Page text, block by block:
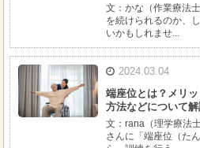
文：かな（作業療法
を続けられるのか、
いかもしれませ...
2024.03.04
端座位とは？メリ
方法などについて解
文：rana（理学療法
さんに「端座位（た